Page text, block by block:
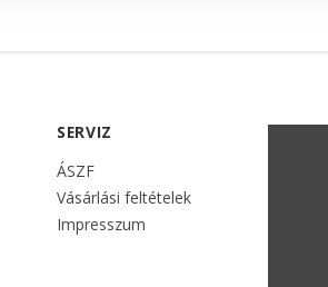
SERVIZ
ÁSZF
Vásárlási feltételek
Impresszum